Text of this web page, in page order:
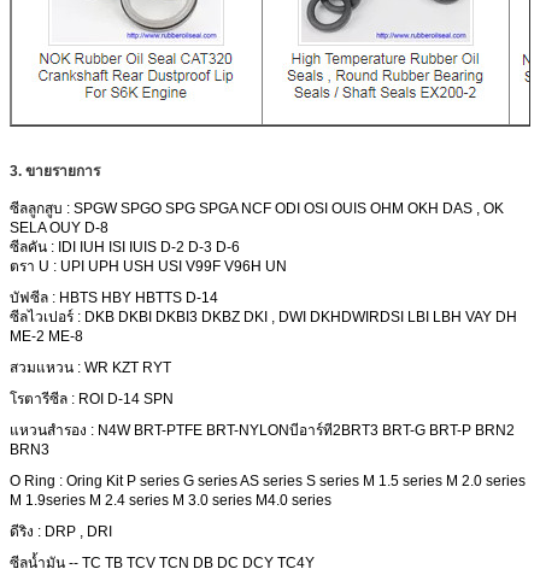
3. ขายรายการ
ซีลลูกสูบ : SPGW SPGO SPG SPGA NCF ODI OSI OUIS OHM OKH DAS , OK
SELA OUY D-8
ซีลคัน : IDI IUH ISI IUIS D-2 D-3 D-6
ตรา U : UPI UPH USH USI V99F V96H UN
บัฟซีล : HBTS HBY HBTTS D-14
ซีลไวเปอร์ : DKB DKBI DKBI3 DKBZ DKI , DWI DKHDWIRDSI LBI LBH VAY DH
ME-2 ME-8
สวมแหวน : WR KZT RYT
โรตารีซีล : ROI D-14 SPN
แหวนสำรอง : N4W BRT-PTFE BRT-NYLONบีอาร์ที2BRT3 BRT-G BRT-P BRN2
BRN3
O Ring : Oring Kit P series G series AS series S series M 1.5 series M 2.0 series
M 1.9series M 2.4 series M 3.0 series M4.0 series
ดีริง : DRP , DRI
ซีลน้ำมัน -- TC TB TCV TCN DB DC DCY TC4Y